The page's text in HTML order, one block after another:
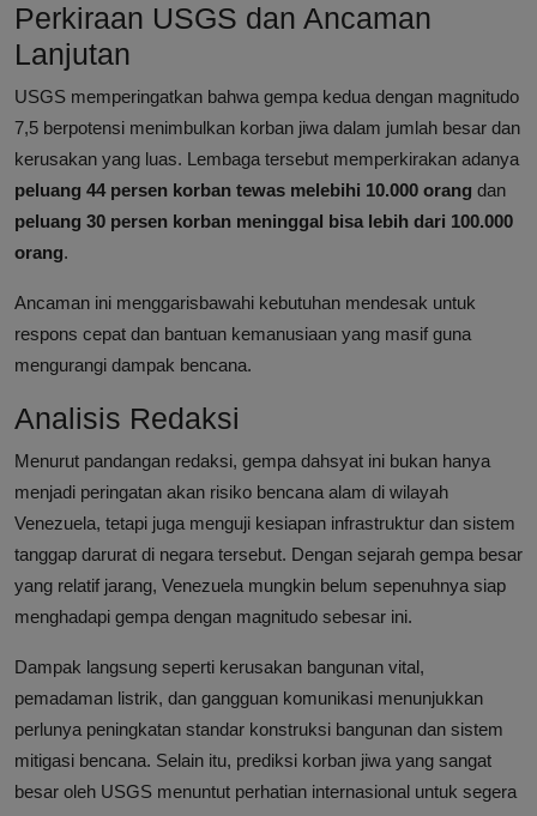
Perkiraan USGS dan Ancaman
Lanjutan
USGS memperingatkan bahwa gempa kedua dengan magnitudo
7,5 berpotensi menimbulkan korban jiwa dalam jumlah besar dan
kerusakan yang luas. Lembaga tersebut memperkirakan adanya
peluang 44 persen korban tewas melebihi 10.000 orang dan
peluang 30 persen korban meninggal bisa lebih dari 100.000
orang.
Ancaman ini menggarisbawahi kebutuhan mendesak untuk
respons cepat dan bantuan kemanusiaan yang masif guna
mengurangi dampak bencana.
Analisis Redaksi
Menurut pandangan redaksi, gempa dahsyat ini bukan hanya
menjadi peringatan akan risiko bencana alam di wilayah
Venezuela, tetapi juga menguji kesiapan infrastruktur dan sistem
tanggap darurat di negara tersebut. Dengan sejarah gempa besar
yang relatif jarang, Venezuela mungkin belum sepenuhnya siap
menghadapi gempa dengan magnitudo sebesar ini.
Dampak langsung seperti kerusakan bangunan vital,
pemadaman listrik, dan gangguan komunikasi menunjukkan
perlunya peningkatan standar konstruksi bangunan dan sistem
mitigasi bencana. Selain itu, prediksi korban jiwa yang sangat
besar oleh USGS menuntut perhatian internasional untuk segera